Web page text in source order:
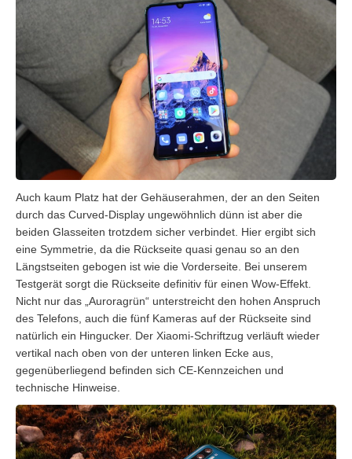
Auch kaum Platz hat der Gehäuserahmen, der an den Seiten
durch das Curved-Display ungewöhnlich dünn ist aber die
beiden Glasseiten trotzdem sicher verbindet. Hier ergibt sich
eine Symmetrie, da die Rückseite quasi genau so an den
Längstseiten gebogen ist wie die Vorderseite. Bei unserem
Testgerät sorgt die Rückseite definitiv für einen Wow-Effekt.
Nicht nur das „Auroragrün“ unterstreicht den hohen Anspruch
des Telefons, auch die fünf Kameras auf der Rückseite sind
natürlich ein Hingucker. Der Xiaomi-Schriftzug verläuft wieder
vertikal nach oben von der unteren linken Ecke aus,
gegenüberliegend befinden sich CE-Kennzeichen und
technische Hinweise.